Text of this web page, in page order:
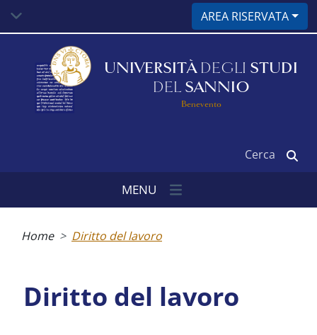
contenuto
AREA RISERVATA
UNIVERSITÀ DEGLI STUDI
DEL SANNIO
Benevento
MENU
Home Diritto del lavoro
Diritto del lavoro